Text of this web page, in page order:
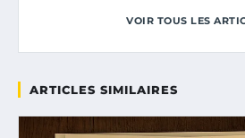
VOIR TOUS LES
ARTICLES SIMILAIRES